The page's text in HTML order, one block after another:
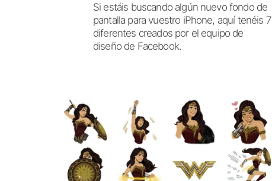
Si estáis buscando algún nuevo fondo de
pantalla para vuestro iPhone, aquí tenéis 7
diferentes creados por el equipo de
diseño de Facebook.